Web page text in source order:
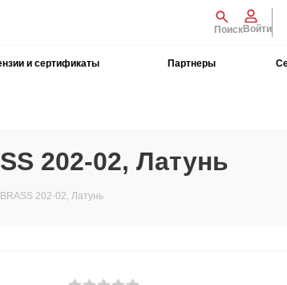
ПоискВойти
и сертификаты Партнеры
202-02, Латунь
202-02, Латунь